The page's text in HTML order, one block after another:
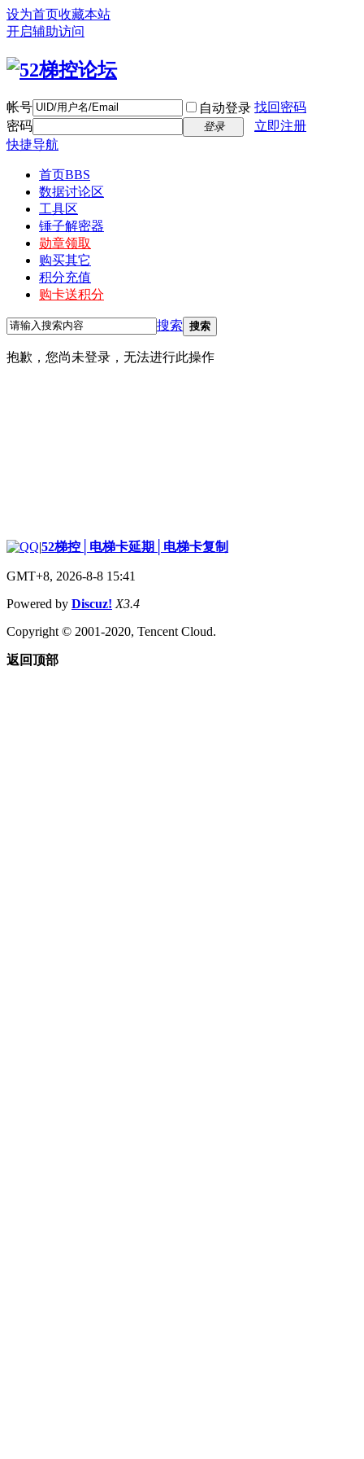
设为首页收藏本站
开启辅助访问
帐号 自动登录 找回密码
密码
登录
立即注册
快捷导航
首页BBS
数据讨论区
工具区
锤子解密器
勋章领取
购买其它
积分充值
购卡送积分
搜索 搜索
抱歉，您尚未登录，无法进行此操作
|52梯控│电梯卡延期│电梯卡复制
GMT+8, 2026-8-8 15:41
Powered by Discuz! X3.4
Copyright © 2001-2020, Tencent Cloud.
返回顶部